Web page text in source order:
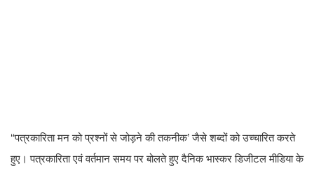
‘‘पत्रकारिता मन को प्रश्नों से जोड़ने की तकनीक’ जैसे शब्दों को उच्चारित करते
हुए। पत्रकारिता एवं वर्तमान समय पर बोलते हुए दैनिक भास्कर डिजीटल मीडिया के